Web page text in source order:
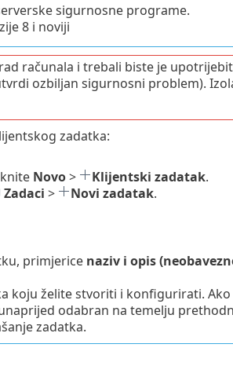
sigurnosne programe.
8 i noviji
računala i trebali biste je
ozbiljan sigurnosni problem).
zadatka:
Novo> Klijentski zadatak.
Zadaci > Novi zadatak.
primjerice naziv i opis
koju želite stvoriti i konfigurirati.
odabran na temelju
zadatka.